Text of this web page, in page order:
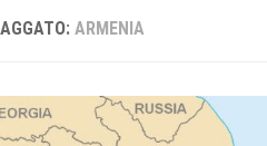
ARMENIA